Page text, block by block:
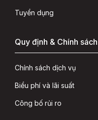
Tuyển dụng
Quy định & Chính sách
Chính sách dịch vụ
Biểu phí và lãi suất
Công bố rủi ro